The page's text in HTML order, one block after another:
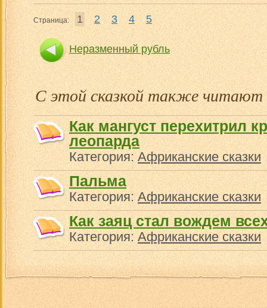
Страница: 1 2 3 4 5
Неразменный рубль
С этой сказкой также читают
Как мангуст перехитрил
леопарда
Категория:Африканские сказки
Пальма
Категория:Африканские сказки
Как заяц стал вождем
Категория:Африканские сказки